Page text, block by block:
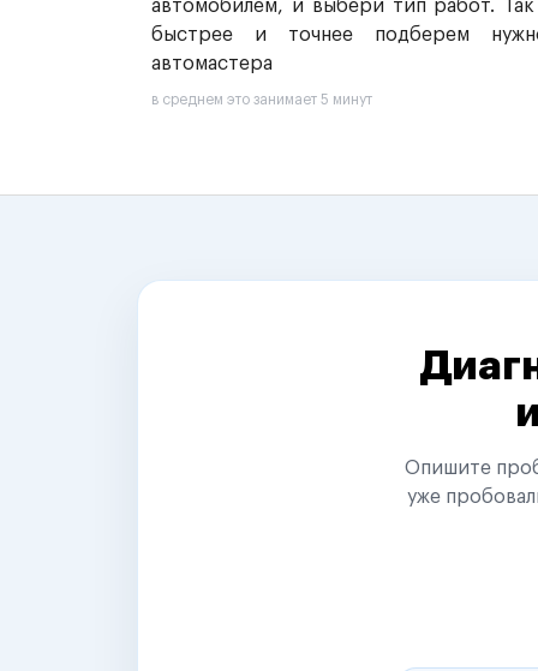
автомобилем, и выбери тип работ.
быстрее и точнее подберем
автомастера
в среднем это занимает 5 минут
Опишите
уже